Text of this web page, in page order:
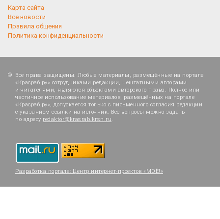
Карта сайта
Все новости
Правила общения
Политика конфиденциальности
Все права защищены. Любые материалы, размещённые на портале
«Красраб.ру» сотрудниками редакции, нештатными авторами
и читателями, являются объектами авторского права. Полное или
частичное использование материалов, размещённых на портале
«Красраб.ру», допускается только с письменного согласия редакции
с указанием ссылки на источник. Все вопросы можно задать
по адресу redaktor@krasrab.krsn.ru
Разработка портала: Центр интернет-проектов «МОЁ!»